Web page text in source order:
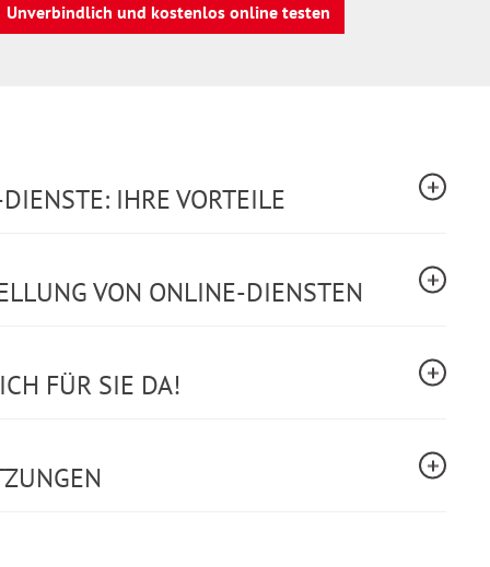
Unverbindlich und kostenlos online testen
IHRE VORTEILE
VON ONLINE-DIENSTEN
FÜR SIE DA!